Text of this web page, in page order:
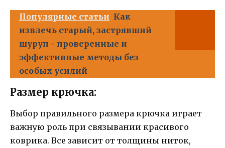
Популярные статьи Как
извлечь старый, застрявший
шуруп - проверенные и
эффективные методы без
особых усилий
Размер крючка:
Выбор правильного размера крючка играет
важную роль при связывании красивого
коврика. Все зависит от толщины ниток,